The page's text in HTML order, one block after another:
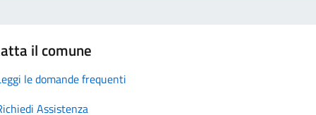
il comune
le domande frequenti
Assistenza